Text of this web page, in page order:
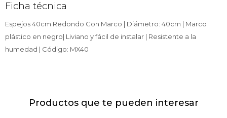
Ficha técnica
Espejos 40cm Redondo Con Marco | Diámetro: 40cm | Marco
plástico en negro| Liviano y fácil de instalar | Resistente a la
humedad | Código: MX40
Productos que te pueden interesar